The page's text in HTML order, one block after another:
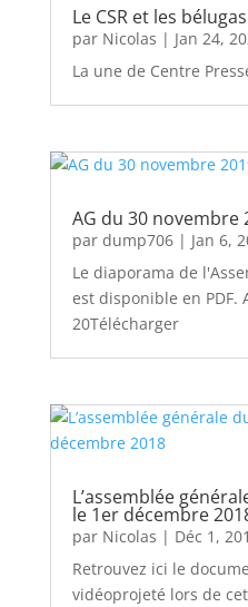
Le CSR et les
par Nicolas | Jan 24,
La une de Centre
AG du 30 novembre
par dump706| Jan 6,
Le diaporama de
est disponible en PDF.
20Télécharger
L’assemblée
le 1er décembre
par Nicolas | Déc 1,
Retrouvez ici le
vidéoprojeté lors de